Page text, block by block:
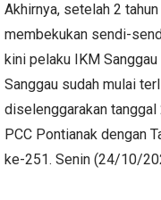
Akhirnya, setelah 2
membekukan sendi-
kini pelaku IKM
Sanggau sudah mulai
diselenggarakan
PCC Pontianak dengan
ke-251. Senin (24/10/